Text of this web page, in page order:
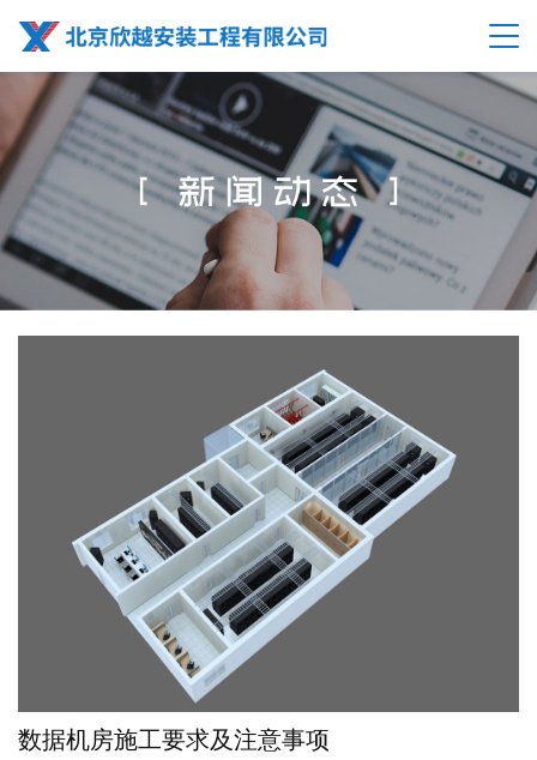
数据机房施工要求及注意事项